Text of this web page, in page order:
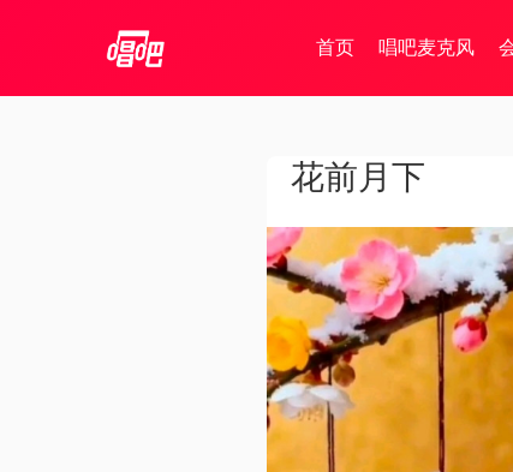
首页 唱吧麦克风
花前月下